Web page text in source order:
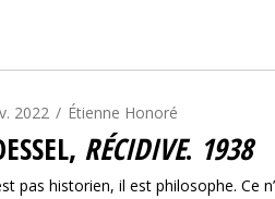
2022 Étienne Honoré
RÉCIDIVE. 1938
pas historien, il est philosophe. Ce